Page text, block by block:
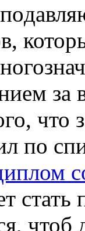
по
чтоб